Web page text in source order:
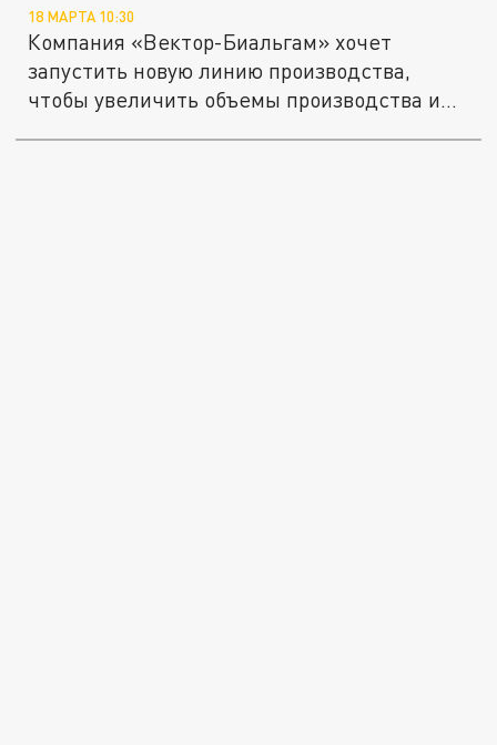
18 МАРТА 10:30
Компания «Вектор-Биальгам» хочет
запустить новую линию производства,
чтобы увеличить объемы производства и...